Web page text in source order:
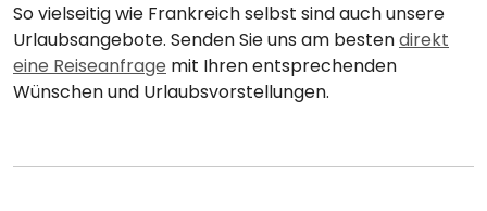
So vielseitig wie Frankreich selbst sind auch unsere
Urlaubsangebote. Senden Sie uns am bestendirekt
eine Reiseanfrage mit Ihren entsprechenden
Wünschen und Urlaubsvorstellungen.